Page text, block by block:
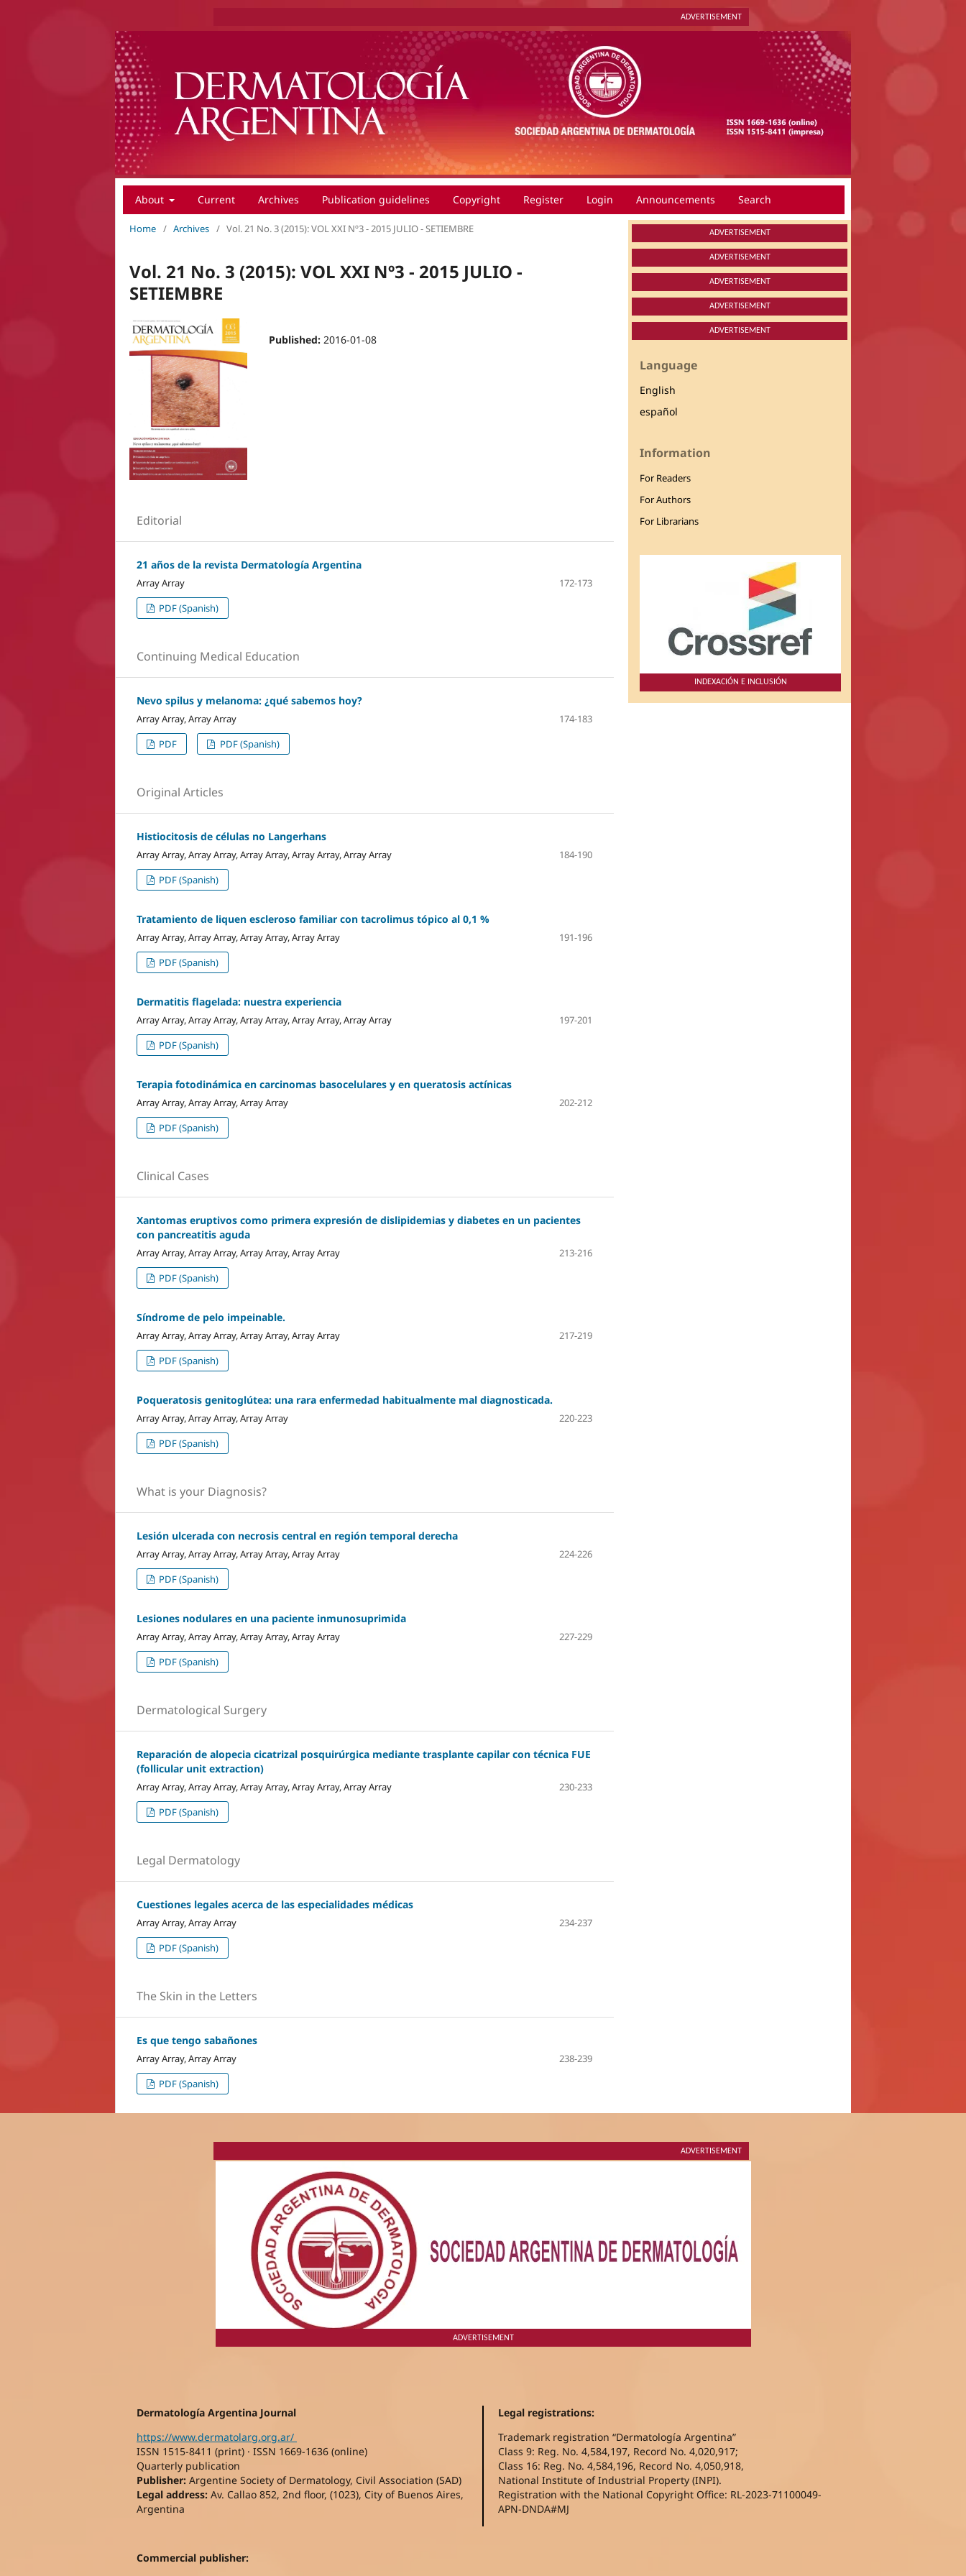
ADVERTISEMENT
About Current Archives Publication guidelines Copyright Register Login Announcements Search
Home / Archives / Vol. 21 No. 3 (2015): VOL XXI Nº3 - 2015 JULIO - SETIEMBRE
Vol. 21 No. 3 (2015): VOL XXI Nº3 - 2015 JULIO -
SETIEMBRE
Published: 2016-01-08
Editorial
21 años de la revista Dermatología Argentina
Array Array
172-173
PDF (Spanish)
Continuing Medical Education
Nevo spilus y melanoma: ¿qué sabemos hoy?
Array Array, Array Array
174-183
PDF
PDF (Spanish)
Original Articles
Histiocitosis de células no Langerhans
Array Array, Array Array, Array Array, Array Array, Array Array
184-190
PDF (Spanish)
Tratamiento de liquen escleroso familiar con tacrolimus tópico al 0,1 %
Array Array, Array Array, Array Array, Array Array
191-196
PDF (Spanish)
Dermatitis flagelada: nuestra experiencia
Array Array, Array Array, Array Array, Array Array, Array Array
197-201
PDF (Spanish)
Terapia fotodinámica en carcinomas basocelulares y en queratosis actínicas
Array Array, Array Array, Array Array
202-212
PDF (Spanish)
Clinical Cases
Xantomas eruptivos como primera expresión de dislipidemias y diabetes en un pacientes
con pancreatitis aguda
Array Array, Array Array, Array Array, Array Array
213-216
PDF (Spanish)
Síndrome de pelo impeinable.
Array Array, Array Array, Array Array, Array Array
217-219
PDF (Spanish)
Poqueratosis genitoglútea: una rara enfermedad habitualmente mal diagnosticada.
Array Array, Array Array, Array Array
220-223
PDF (Spanish)
What is your Diagnosis?
Lesión ulcerada con necrosis central en región temporal derecha
Array Array, Array Array, Array Array, Array Array
224-226
PDF (Spanish)
Lesiones nodulares en una paciente inmunosuprimida
Array Array, Array Array, Array Array, Array Array
227-229
PDF (Spanish)
Dermatological Surgery
Reparación de alopecia cicatrizal posquirúrgica mediante trasplante capilar con técnica FUE
(follicular unit extraction)
Array Array, Array Array, Array Array, Array Array, Array Array
230-233
PDF (Spanish)
Legal Dermatology
Cuestiones legales acerca de las especialidades médicas
Array Array, Array Array
234-237
PDF (Spanish)
The Skin in the Letters
Es que tengo sabañones
Array Array, Array Array
238-239
PDF (Spanish)
ADVERTISEMENT
ADVERTISEMENT
ADVERTISEMENT
ADVERTISEMENT
ADVERTISEMENT
Language
English
español
Information
For Readers
For Authors
For Librarians
INDEXACIÓN E INCLUSIÓN
ADVERTISEMENT
ADVERTISEMENT
Dermatología Argentina Journal
https://www.dermatolarg.org.ar/
ISSN 1515-8411 (print) · ISSN 1669-1636 (online)
Quarterly publication
Publisher: Argentine Society of Dermatology, Civil Association (SAD)
Legal address: Av. Callao 852, 2nd floor, (1023), City of Buenos Aires,
Argentina
Legal registrations:
Trademark registration “Dermatología Argentina”
Class 9: Reg. No. 4,584,197, Record No. 4,020,917;
Class 16: Reg. No. 4,584,196, Record No. 4,050,918,
National Institute of Industrial Property (INPI).
Registration with the National Copyright Office: RL-2023-71100049-
APN-DNDA#MJ
Commercial publisher: